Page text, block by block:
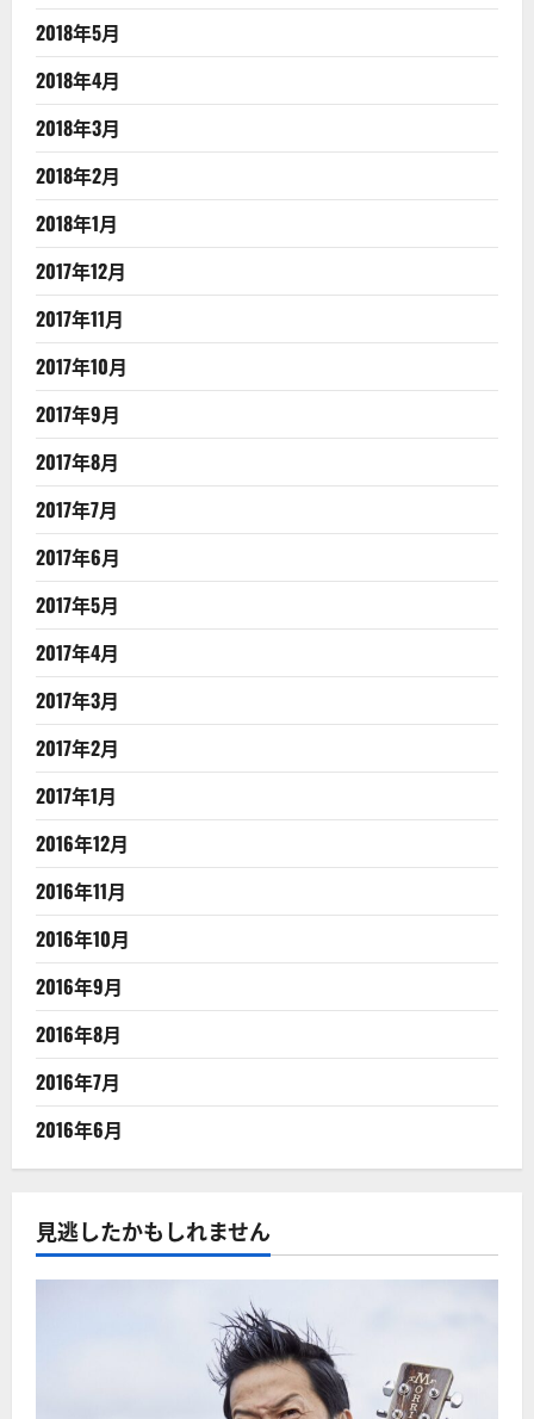
2018年5月
2018年4月
2018年3月
2018年2月
2018年1月
2017年12月
2017年11月
2017年10月
2017年9月
2017年8月
2017年7月
2017年6月
2017年5月
2017年4月
2017年3月
2017年2月
2017年1月
2016年12月
2016年11月
2016年10月
2016年9月
2016年8月
2016年7月
2016年6月
見逃したかもしれません